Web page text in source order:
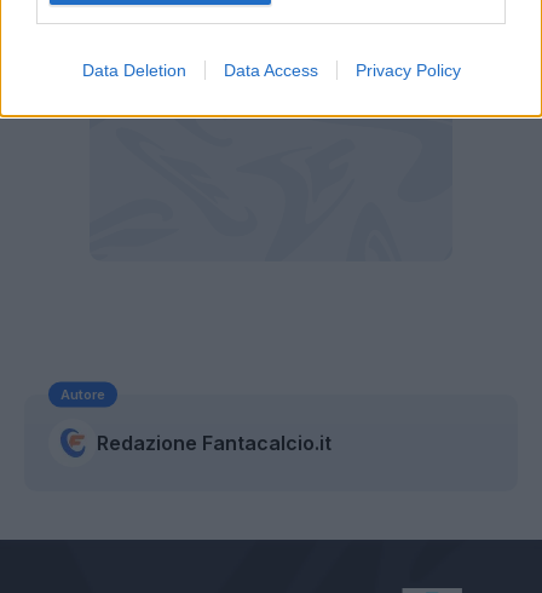
Data Deletion Data Access Privacy Policy
Autore
Redazione Fantacalcio.it